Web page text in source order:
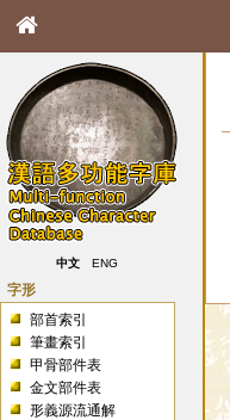
中文 ENG
字形
部首索引
筆畫索引
甲骨部件表
金文部件表
形義源流通解